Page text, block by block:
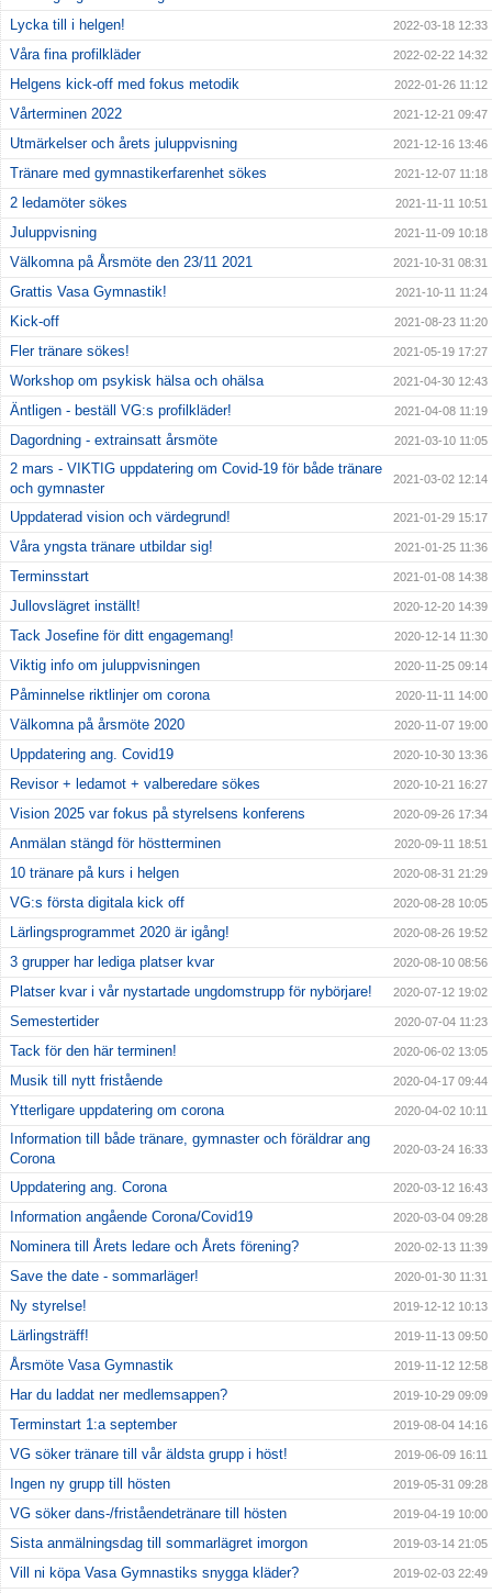
Lycka till i helgen! 2022-03-18 12:33
Våra fina profilkläder 2022-02-22 14:32
Helgens kick-off med fokus metodik 2022-01-26 11:12
Vårterminen 2022 2021-12-21 09:47
Utmärkelser och årets juluppvisning 2021-12-16 13:46
Tränare med gymnastikerfarenhet sökes 2021-12-07 11:18
2 ledamöter sökes 2021-11-11 10:51
Juluppvisning 2021-11-09 10:18
Välkomna på Årsmöte den 23/11 2021 2021-10-31 08:31
Grattis Vasa Gymnastik! 2021-10-11 11:24
Kick-off 2021-08-23 11:20
Fler tränare sökes! 2021-05-19 17:27
Workshop om psykisk hälsa och ohälsa 2021-04-30 12:43
Äntligen - beställ VG:s profilkläder! 2021-04-08 11:19
Dagordning - extrainsatt årsmöte 2021-03-10 11:05
2 mars - VIKTIG uppdatering om Covid-19 för både tränare
och gymnaster
2021-03-02 12:14
Uppdaterad vision och värdegrund! 2021-01-29 15:17
Våra yngsta tränare utbildar sig! 2021-01-25 11:36
Terminsstart 2021-01-08 14:38
Jullovslägret inställt! 2020-12-20 14:39
Tack Josefine för ditt engagemang! 2020-12-14 11:30
Viktig info om juluppvisningen 2020-11-25 09:14
Påminnelse riktlinjer om corona 2020-11-11 14:00
Välkomna på årsmöte 2020 2020-11-07 19:00
Uppdatering ang. Covid19 2020-10-30 13:36
Revisor + ledamot + valberedare sökes 2020-10-21 16:27
Vision 2025 var fokus på styrelsens konferens 2020-09-26 17:34
Anmälan stängd för höstterminen 2020-09-11 18:51
10 tränare på kurs i helgen 2020-08-31 21:29
VG:s första digitala kick off 2020-08-28 10:05
Lärlingsprogrammet 2020 är igång! 2020-08-26 19:52
3 grupper har lediga platser kvar 2020-08-10 08:56
Platser kvar i vår nystartade ungdomstrupp för nybörjare! 2020-07-12 19:02
Semestertider 2020-07-04 11:23
Tack för den här terminen! 2020-06-02 13:05
Musik till nytt fristående 2020-04-17 09:44
Ytterligare uppdatering om corona 2020-04-02 10:11
Information till både tränare, gymnaster och föräldrar ang
Corona
2020-03-24 16:33
Uppdatering ang. Corona 2020-03-12 16:43
Information angående Corona/Covid19 2020-03-04 09:28
Nominera till Årets ledare och Årets förening? 2020-02-13 11:39
Save the date - sommarläger! 2020-01-30 11:31
Ny styrelse! 2019-12-12 10:13
Lärlingsträff! 2019-11-13 09:50
Årsmöte Vasa Gymnastik 2019-11-12 12:58
Har du laddat ner medlemsappen? 2019-10-29 09:09
Terminstart 1:a september 2019-08-04 14:16
VG söker tränare till vår äldsta grupp i höst! 2019-06-09 16:11
Ingen ny grupp till hösten 2019-05-31 09:28
VG söker dans-/friståendetränare till hösten 2019-04-19 10:00
Sista anmälningsdag till sommarlägret imorgon 2019-03-14 21:05
Vill ni köpa Vasa Gymnastiks snygga kläder? 2019-02-03 22:49